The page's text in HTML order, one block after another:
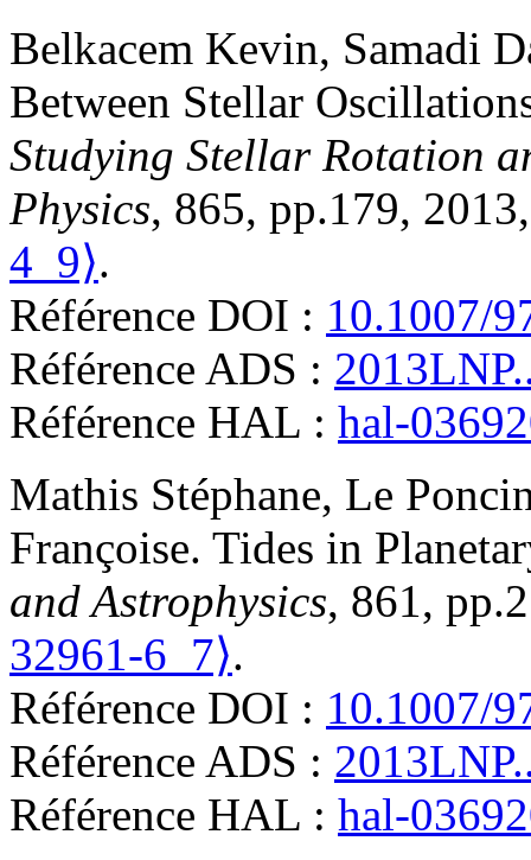
Belkacem Kevin, Samadi
Between Stellar
Studying Stellar Rotation
Physics, 865, pp.179,
4_9⟩.
Référence DOI : 10.1007/
Référence ADS :
Référence HAL : hal-
Mathis Stéphane, Le
Françoise. Tides in
and Astrophysics, 861,
32961-6_7⟩.
Référence DOI : 10.1007/
Référence ADS :
Référence HAL : hal-